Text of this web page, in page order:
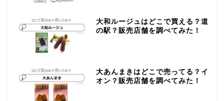
大和ルージュはどこで買える？道
の駅？販売店舗を調べてみた！
大あんまきはどこで売ってる？イ
オン？販売店舗を調べてみた！